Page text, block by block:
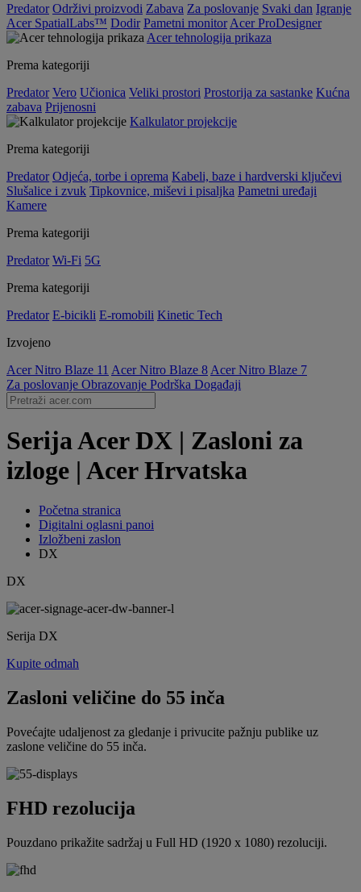
Predator Održivi proizvodi Zabava Za poslovanje Svaki dan Igranje
Acer SpatialLabs™ Dodir Pametni monitor Acer ProDesigner
Acer tehnologija prikaza
Prema kategoriji
Predator Vero Učionica Veliki prostori Prostorija za sastanke Kućna
zabava Prijenosni
Kalkulator projekcije
Prema kategoriji
Predator Odjeća, torbe i oprema Kabeli, baze i hardverski ključevi
Slušalice i zvuk Tipkovnice, miševi i pisaljka Pametni uređaji
Kamere
Prema kategoriji
Predator Wi-Fi 5G
Prema kategoriji
Predator E-bicikli E-romobili Kinetic Tech
Izvojeno
Acer Nitro Blaze 11 Acer Nitro Blaze 8 Acer Nitro Blaze 7
Za poslovanje Obrazovanje Podrška Događaji
Serija Acer DX | Zasloni za
izloge | Acer Hrvatska
Početna stranica
Digitalni oglasni panoi
Izložbeni zaslon
DX
DX
Serija DX
Kupite odmah
Zasloni veličine do 55 inča
Povećajte udaljenost za gledanje i privucite pažnju publike uz
zaslone veličine do 55 inča.
FHD rezolucija
Pouzdano prikažite sadržaj u Full HD (1920 x 1080) rezoluciji.